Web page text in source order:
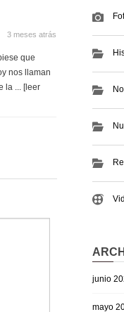
3 meses atrás
que
nos llaman
la ... [leer
junio
mayo